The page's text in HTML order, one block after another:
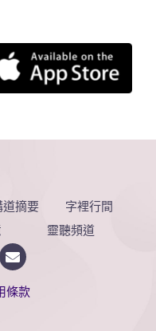
道摘要
字裡行間
靈聽頻道
條款